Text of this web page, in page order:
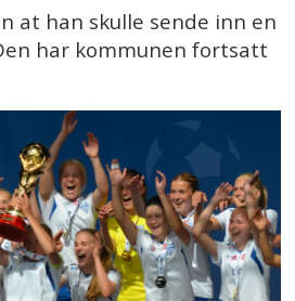
at han skulle sende inn en
har kommunen fortsatt